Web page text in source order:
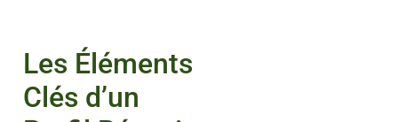
Les Éléments
Clés d’un